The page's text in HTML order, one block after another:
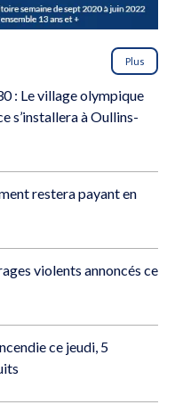
Plus
: Le village olympique
s’installera à Oullins-
restera payant en
violents annoncés ce
ce jeudi, 5